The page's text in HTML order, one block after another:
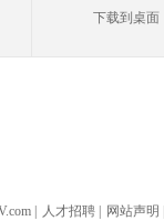
下载到桌面
人才招聘 网站声明